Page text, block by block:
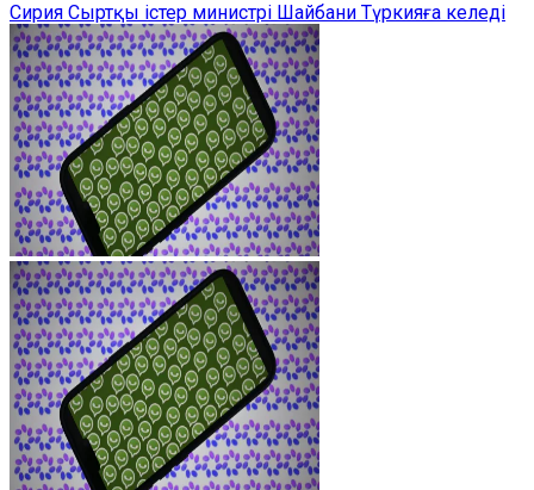
Сирия Сыртқы істер министрі Шайбани Түркияға келеді